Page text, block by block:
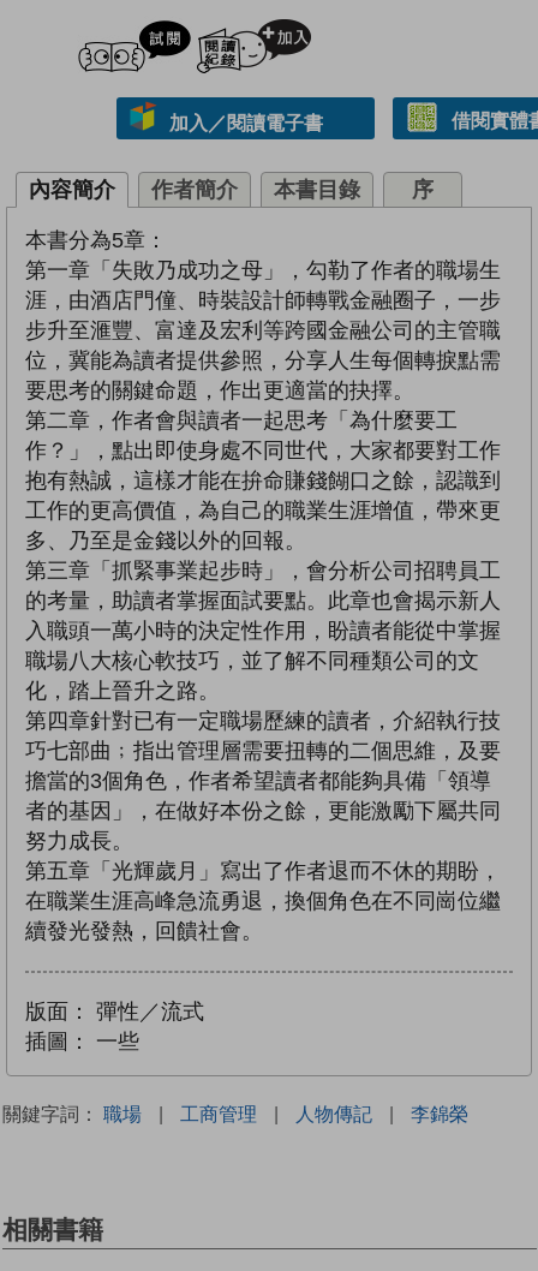
試閲
加入／閱讀電子書 借閱實體
內容簡介 作者簡介 本書目錄 序
本書分為5章：
第一章「失敗乃成功之母」，勾勒了作者的職場生
涯，由酒店門僮、時裝設計師轉戰金融圈子，一步
步升至滙豐、富達及宏利等跨國金融公司的主管職
位，冀能為讀者提供參照，分享人生每個轉捩點需
要思考的關鍵命題，作出更適當的抉擇。
第二章，作者會與讀者一起思考「為什麼要工
作？」，點出即使身處不同世代，大家都要對工作
抱有熱誠，這樣才能在拚命賺錢餬口之餘，認識到
工作的更高價值，為自己的職業生涯增值，帶來更
多、乃至是金錢以外的回報。
第三章「抓緊事業起步時」，會分析公司招聘員工
的考量，助讀者掌握面試要點。此章也會揭示新人
入職頭一萬小時的決定性作用，盼讀者能從中掌握
職場八大核心軟技巧，並了解不同種類公司的文
化，踏上晉升之路。
第四章針對已有一定職場歷練的讀者，介紹執行技
巧七部曲﹔指出管理層需要扭轉的二個思維，及要
擔當的3個角色，作者希望讀者都能夠具備「領導
者的基因」，在做好本份之餘，更能激勵下屬共同
努力成長。
第五章「光輝歲月」寫出了作者退而不休的期盼，
在職業生涯高峰急流勇退，換個角色在不同崗位繼
續發光發熱，回饋社會。
版面：
彈性／流式
插圖：
一些
關鍵字詞： 職場 | 工商管理 | 人物傳記 | 李錦榮
相關書籍